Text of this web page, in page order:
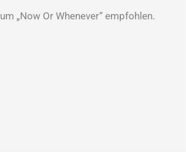
„Now Or Whenever“ empfohlen.